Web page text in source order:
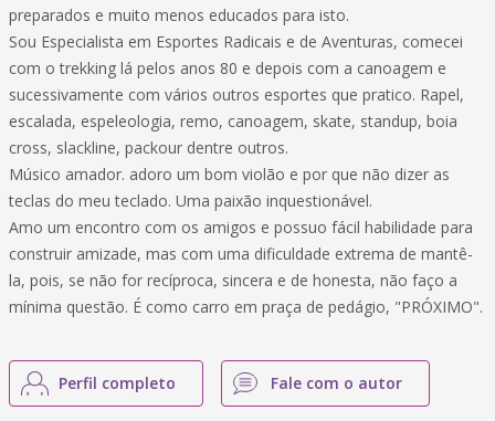
preparados e muito menos educados para isto.
Sou Especialista em Esportes Radicais e de Aventuras, comecei
com o trekking lá pelos anos 80 e depois com a canoagem e
sucessivamente com vários outros esportes que pratico. Rapel,
escalada, espeleologia, remo, canoagem, skate, standup, boia
cross, slackline, packour dentre outros.
Músico amador. adoro um bom violão e por que não dizer as
teclas do meu teclado. Uma paixão inquestionável.
Amo um encontro com os amigos e possuo fácil habilidade para
construir amizade, mas com uma dificuldade extrema de mantê-
la, pois, se não for recíproca, sincera e de honesta, não faço a
mínima questão. É como carro em praça de pedágio, "PRÓXIMO".
Perfil completo Fale com o autor